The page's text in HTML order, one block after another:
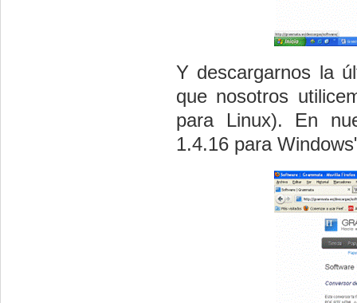
Y descargarnos la
que nosotros
para Linux). En
1.4.16 para